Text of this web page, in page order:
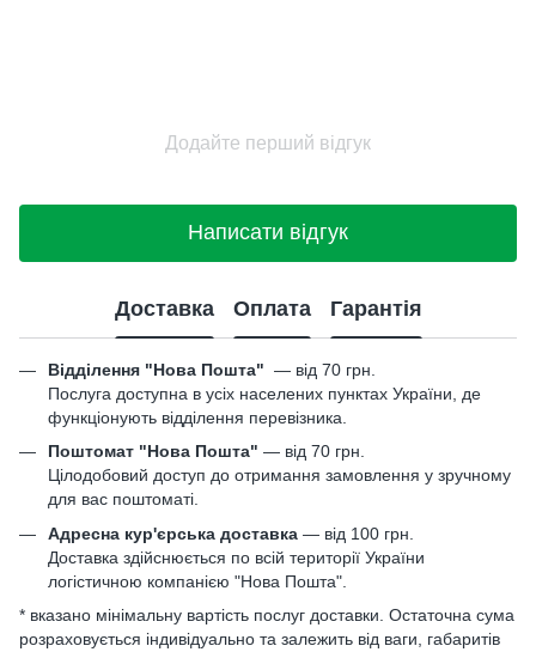
Додайте перший відгук
Написати відгук
Доставка Оплата Гарантія
Відділення "Нова Пошта" — від 70 грн.
Послуга доступна в усіх населених пунктах України, де
функціонують відділення перевізника.
Поштомат "Нова Пошта" — від 70 грн.
Цілодобовий доступ до отримання замовлення у зручному
для вас поштоматі.
Адресна кур'єрська доставка — від 100 грн.
Доставка здійснюється по всій території України
логістичною компанією "Нова Пошта".
* вказано мінімальну вартість послуг доставки. Остаточна сума
розраховується індивідуально та залежить від ваги, габаритів